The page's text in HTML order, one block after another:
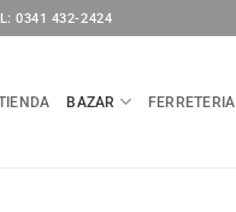
0341 432-2424
BAZAR FERRETERIA